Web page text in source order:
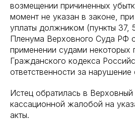
возмещении причиненных
момент не указан в законе,
уплаты должником (пункты 37,
Пленума Верховного Суда РФ
применении судами некоторых
Гражданского кодекса
ответственности за нарушение
Истец обратилась в
кассационной жалобой на
акты.